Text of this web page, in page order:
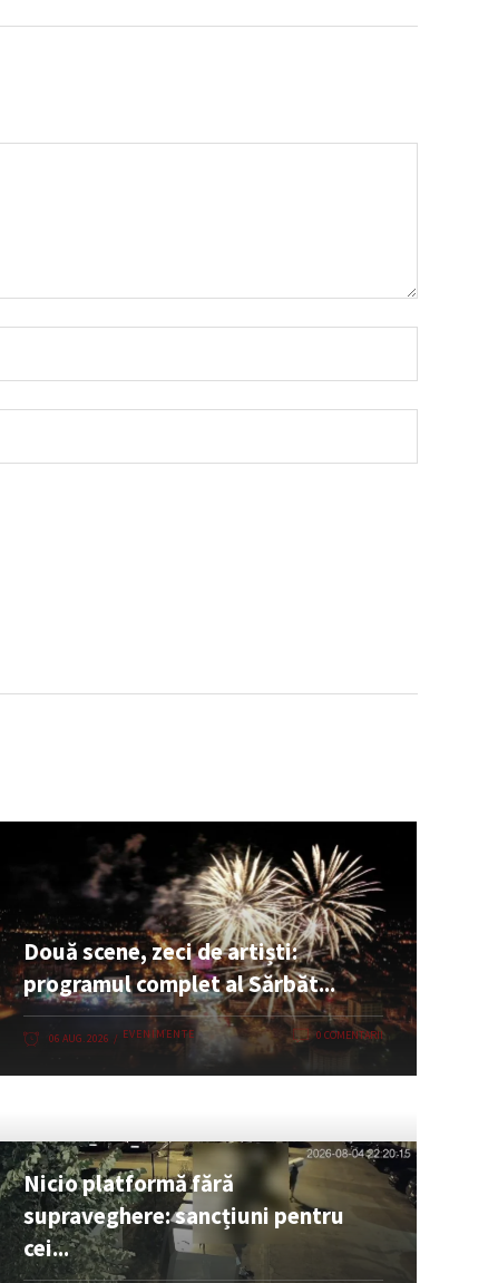
Două scene, zeci de artiști:
programul complet al Sărbăt...
06 AUG. 2026 EVENIMENTE 0 COMENTARII
Nicio platformă fără
supraveghere: sancțiuni pentru
cei...